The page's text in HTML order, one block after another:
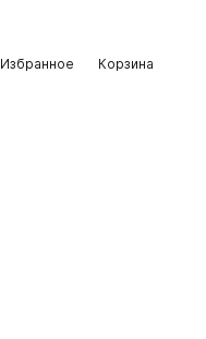
Избранное Корзина